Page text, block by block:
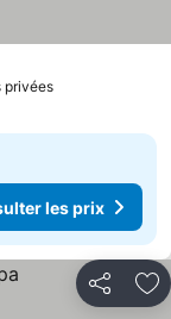
privéesConsulter
les prix
Partager